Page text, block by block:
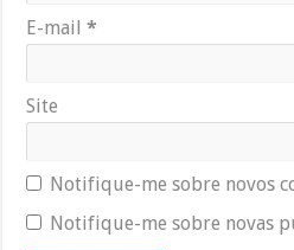
E-mail*
Site
Notifique-me sobre novos
Notifique-me sobre novas